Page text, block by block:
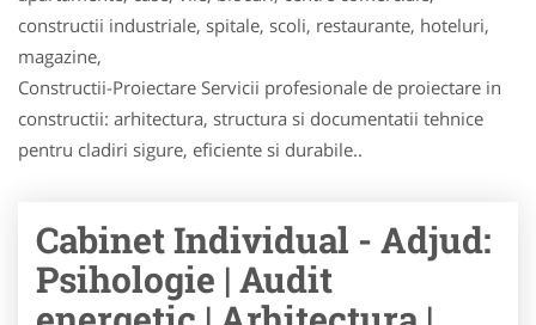
constructii industriale, spitale, scoli, restaurante, hoteluri,
magazine,
Constructii-Proiectare Servicii profesionale de proiectare in
constructii: arhitectura, structura si documentatii tehnice
pentru cladiri sigure, eficiente si durabile..
Cabinet Individual - Adjud:
Psihologie | Audit